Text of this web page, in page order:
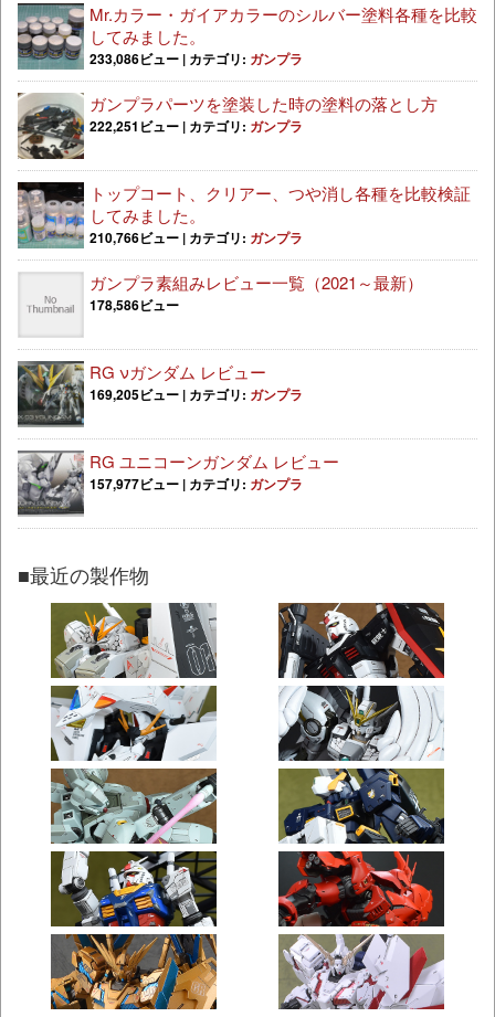
Mr.カラー・ガイアカラーのシルバー塗料各種を比較
してみました。
233,086ビュー | カテゴリ: ガンプラ
ガンプラパーツを塗装した時の塗料の落とし方
222,251ビュー | カテゴリ: ガンプラ
トップコート、クリアー、つや消し各種を比較検証
してみました。
210,766ビュー | カテゴリ: ガンプラ
ガンプラ素組みレビュー一覧（2021～最新）
178,586ビュー
RG νガンダム レビュー
169,205ビュー | カテゴリ: ガンプラ
RG ユニコーンガンダム レビュー
157,977ビュー | カテゴリ: ガンプラ
■最近の製作物